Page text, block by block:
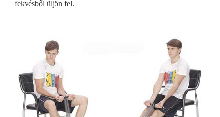
fekvésből üljön fel.